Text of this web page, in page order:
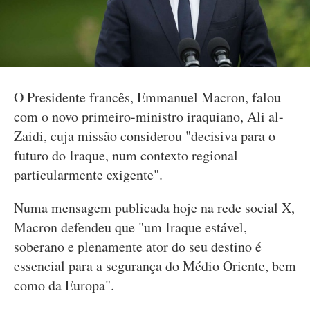
O Presidente francês, Emmanuel Macron, falou
com o novo primeiro-ministro iraquiano, Ali al-
Zaidi, cuja missão considerou "decisiva para o
futuro do Iraque, num contexto regional
particularmente exigente".
Numa mensagem publicada hoje na rede social X,
Macron defendeu que "um Iraque estável,
soberano e plenamente ator do seu destino é
essencial para a segurança do Médio Oriente, bem
como da Europa".